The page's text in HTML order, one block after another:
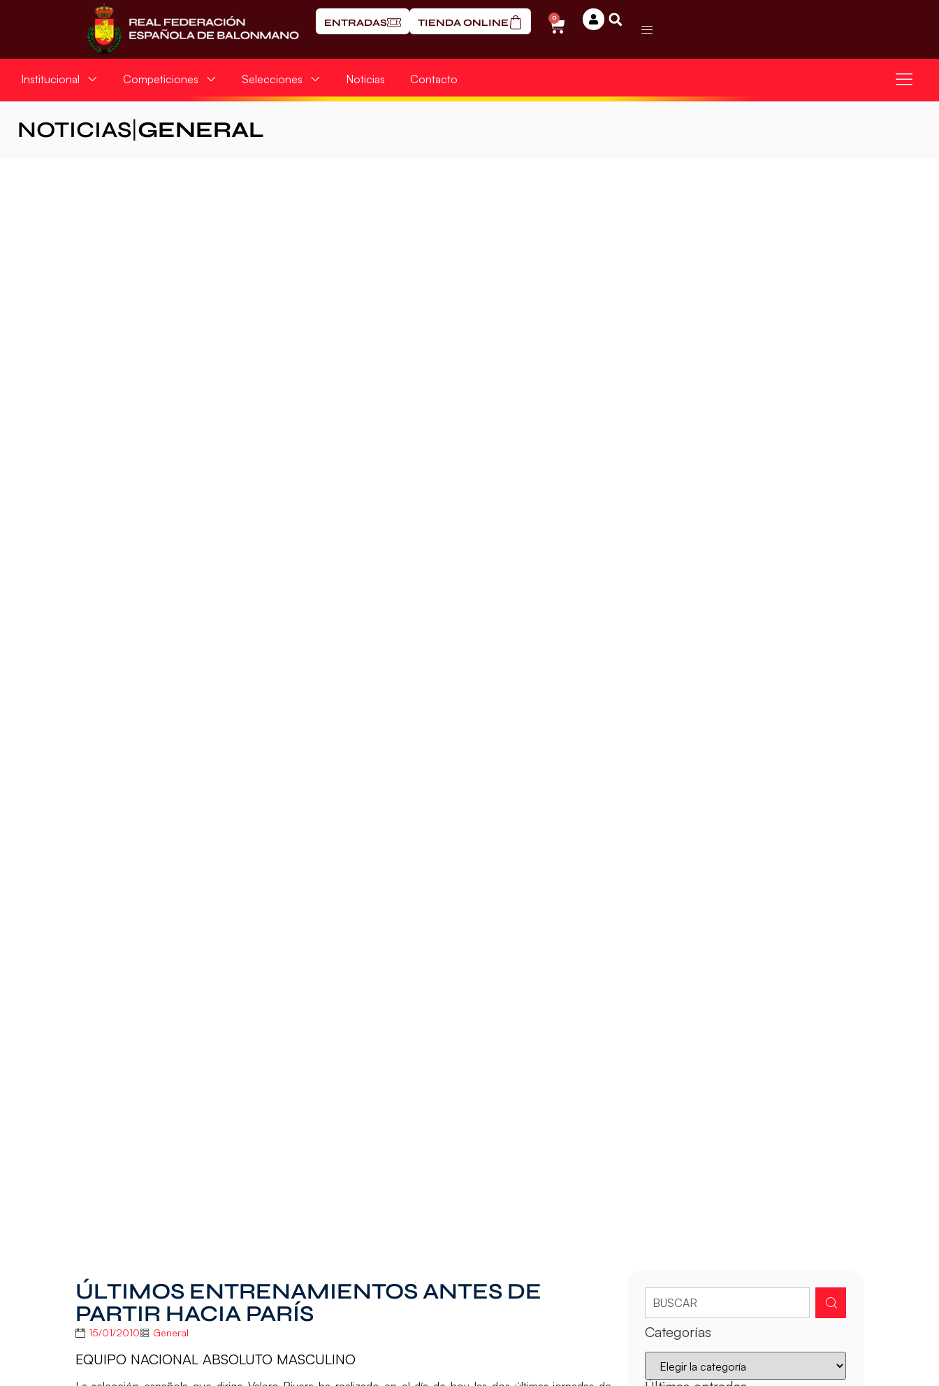
ENTRADAS TIENDA ONLINE 0
Institucional Competiciones Selecciones Noticias Contacto
NOTICIAS GENERAL
ÚLTIMOS ENTRENAMIENTOS ANTES DE
PARTIR HACIA PARÍS
15/01/2010 General
EQUIPO NACIONAL ABSOLUTO MASCULINO
Categorías